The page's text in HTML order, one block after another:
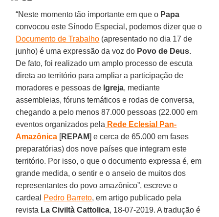
“Neste momento tão importante em que o Papa
convocou este Sínodo Especial, podemos dizer que o
Documento de Trabalho (apresentado no dia 17 de
junho) é uma expressão da voz do Povo de Deus.
De fato, foi realizado um amplo processo de escuta
direta ao território para ampliar a participação de
moradores e pessoas de Igreja, mediante
assembleias, fóruns temáticos e rodas de conversa,
chegando a pelo menos 87.000 pessoas (22.000 em
eventos organizados pela Rede Eclesial Pan-
Amazônica [REPAM] e cerca de 65.000 em fases
preparatórias) dos nove países que integram este
território. Por isso, o que o documento expressa é, em
grande medida, o sentir e o anseio de muitos dos
representantes do povo amazônico”, escreve o
cardeal Pedro Barreto, em artigo publicado pela
revista La Civiltà Cattolica, 18-07-2019. A tradução é